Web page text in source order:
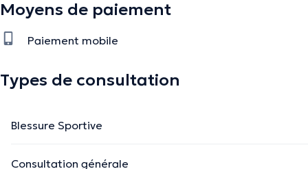
Moyens de paiement
Paiement mobile
Types de consultation
Blessure Sportive
Consultation générale